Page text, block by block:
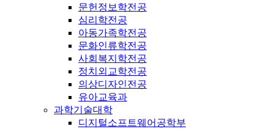
문헌정보학전공
심리학전공
아동가족학전공
문화인류학전공
사회복지학전공
정치외교학전공
의상디자인전공
유아교육과
과학기술대학
디지털소프트웨어공학부